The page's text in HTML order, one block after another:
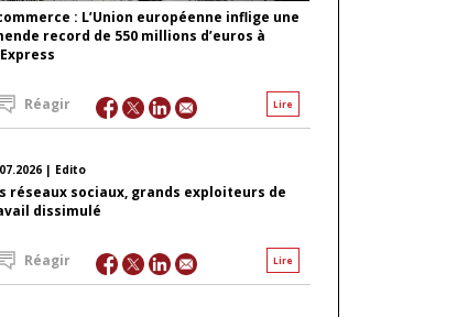
: L’Union européenne inflige une
record de 550 millions d’euros à
Lire
Réagir
| Edito
réseaux sociaux, grands exploiteurs de
dissimulé
Lire
Réagir